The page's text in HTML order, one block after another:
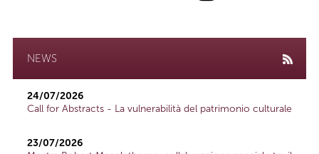
NEWS
24/07/2026
Call for Abstracts - La vulnerabilità del patrimonio culturale
23/07/2026